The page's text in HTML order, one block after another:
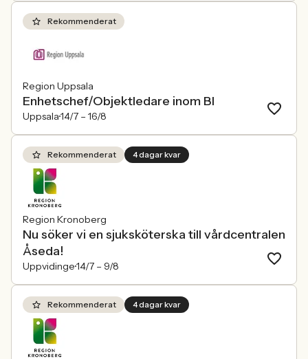
Rekommenderat
Region Uppsala
Enhetschef/Objektledare inom BI
Uppsala14/7 – 16/8
Rekommenderat 4 dagar kvar
Region Kronoberg
Nu söker vi en sjuksköterska till vårdcentralen
Åseda!
Uppvidinge14/7 – 9/8
Rekommenderat 4 dagar kvar